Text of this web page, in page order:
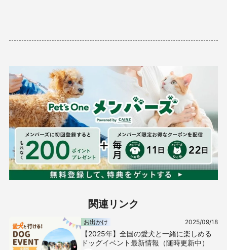
関連リンク
お出かけ 2025/09/18
【2025年】全国の愛犬と一緒に楽しめる
ドッグイベント最新情報（随時更新中）